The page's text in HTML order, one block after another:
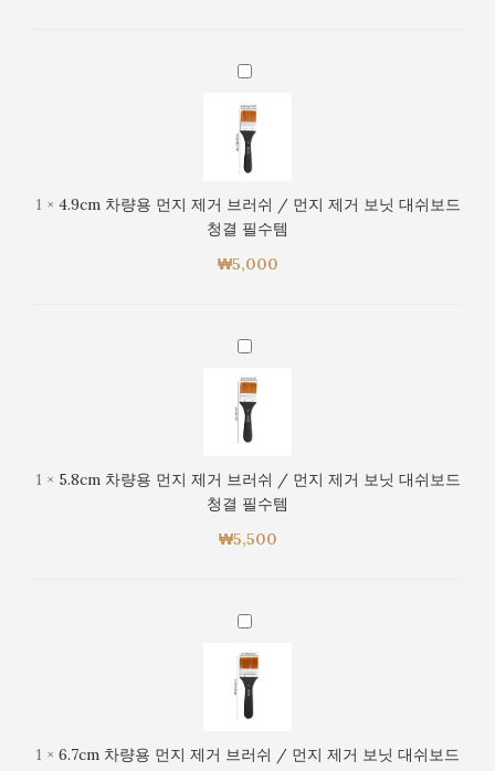
결
필
수
템
/
지
제
거
닛
대
쉬
결
필
수
템
4.9cm
량
용
먼
제
거
브
/
지
제
거
닛
대
쉬
결
필
수
템
1 × 4.9cm 차량용 먼지 제거 브러쉬 / 먼지 제거 보닛 대쉬보드
청결 필수템
₩5,000
5.8cm
량
용
먼
제
거
브
/
지
제
거
닛
1 × 5.8cm 차량용 먼지 제거 브러쉬 / 먼지 제거 보닛 대쉬보드
청결 필수템
₩5,500
6.7cm
량
용
먼
제
1 × 6.7cm 차량용 먼지 제거 브러쉬 / 먼지 제거 보닛 대쉬보드